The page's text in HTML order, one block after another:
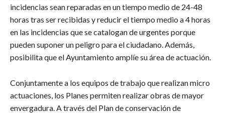
incidencias sean reparadas en un tiempo medio de 24-48
horas tras ser recibidas y reducir el tiempo medio a 4 horas
en las incidencias que se catalogan de urgentes porque
pueden suponer un peligro para el ciudadano. Además,
posibilita que el Ayuntamiento amplíe su área de actuación.
Conjuntamente a los equipos de trabajo que realizan micro
actuaciones, los Planes permiten realizar obras de mayor
envergadura. A través del Plan de conservación de